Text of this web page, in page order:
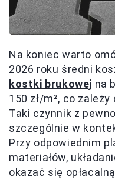
Na koniec warto
2026 roku średni
kostki brukowej na
150 zł/m², co
Taki czynnik z
szczególnie w
Przy odpowiednim
materiałów,
okazać się